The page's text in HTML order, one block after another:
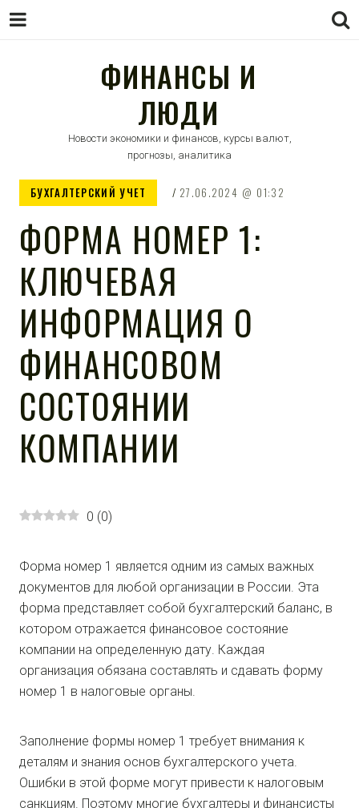
ФИНАНСЫ И
ЛЮДИ
Новости экономики и финансов, курсы валют,
прогнозы, аналитика
БУХГАЛТЕРСКИЙ УЧЕТ 27.06.2024 01:32
ФОРМА НОМЕР 1:
КЛЮЧЕВАЯ
ИНФОРМАЦИЯ О
ФИНАНСОВОМ
СОСТОЯНИИ
КОМПАНИИ
0 (0)
Форма номер 1 является одним из самых важных
документов для любой организации в России. Эта
форма представляет собой бухгалтерский баланс, в
котором отражается финансовое состояние
компании на определенную дату. Каждая
организация обязана составлять и сдавать форму
номер 1 в налоговые органы.
Заполнение формы номер 1 требует внимания к
деталям и знания основ бухгалтерского учета.
Ошибки в этой форме могут привести к налоговым
санкциям. Поэтому многие бухгалтеры и финансисты